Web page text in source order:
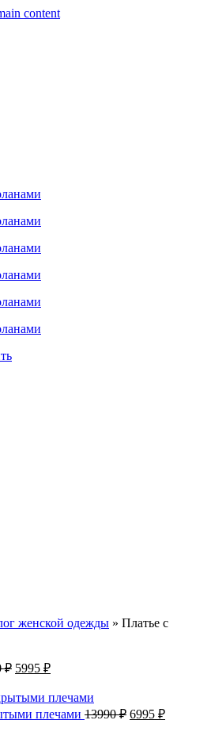
content
женской одежды » Платье с
₽ Первоначальная
составляла
11990 ₽.
5995 ₽Текущая
5995 ₽.
плечами 13990₽ 6995 ₽Текущая